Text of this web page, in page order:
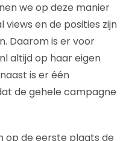
we op deze manier
en de posities zijn
Daarom is er voor
altijd op haar eigen
is er één
de gehele campagne
op de eerste plaats de